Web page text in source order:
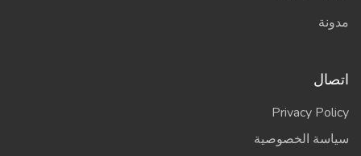
مدونة
اتصال
Privacy Policy
سياسة الخصوصية